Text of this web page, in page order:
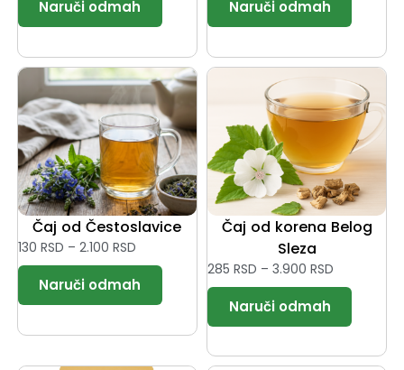
Čaj od Čestoslavice
130 RSD – 2.100 RSD
Čaj od korena Belog
Sleza
285 RSD – 3.900 RSD